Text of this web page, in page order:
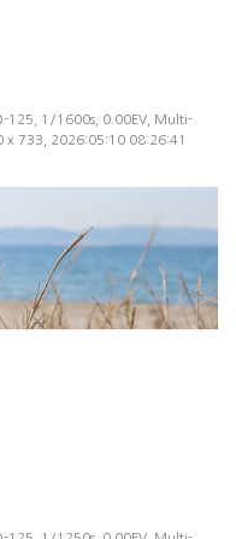
125, 1/1600s, 0.00EV, Multi-
x 733, 2026:05:10 08:26:41